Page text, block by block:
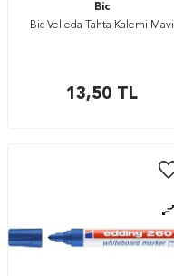
Bic
Bic Velleda Tahta Kalemi Mavi
13,50TL